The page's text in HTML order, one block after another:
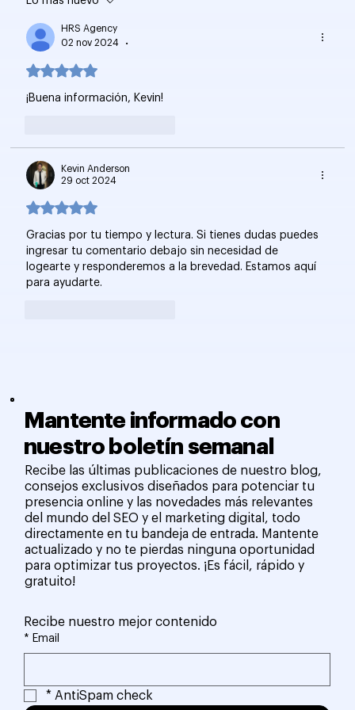
Mantente informado con
nuestro boletín semanal
Recibe las últimas publicaciones de nuestro blog,
consejos exclusivos diseñados para potenciar tu
presencia online y las novedades más relevantes
del mundo del SEO y el marketing digital, todo
directamente en tu bandeja de entrada. Mantente
actualizado y no te pierdas ninguna oportunidad
para optimizar tus proyectos. ¡Es fácil, rápido y
gratuito!
Recibe nuestro mejor contenido
* Email
* AntiSpam check
Clave en SEO
HRS Agency
02 nov 2024
•
Obtuvo 5 de 5 estrellas.
¡Buena información, Kevin!
Kevin Anderson
29 oct 2024
Obtuvo 5 de 5 estrellas.
Gracias por tu tiempo y lectura. Si tienes dudas puedes
ingresar tu comentario debajo sin necesidad de
logearte y responderemos a la brevedad. Estamos aquí
para ayudarte.